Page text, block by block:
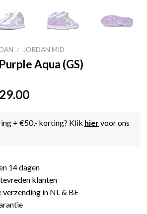
/ JORDAN MID
Aqua (GS)
+ €50,- korting? Klik hiervoor ons
14 dagen
klanten
verzending in NL & BE